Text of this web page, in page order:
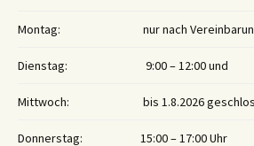
Montag: nur nach
Dienstag: 9:00 – 12:00 und
Mittwoch: bis 1.8.2026
Donnerstag: 15:00 – 17:00 Uhr